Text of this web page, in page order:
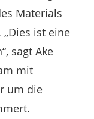
Materials
ist eine
sagt Ake
mit
um die